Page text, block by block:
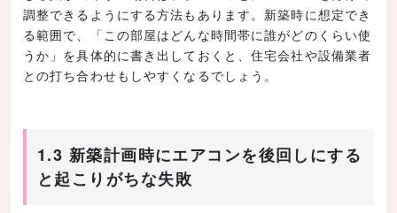
調整できるようにする方法もあります。新築時に想定でき
る範囲で、「この部屋はどんな時間帯に誰がどのくらい使
うか」を具体的に書き出しておくと、住宅会社や設備業者
との打ち合わせもしやすくなるでしょう。
1.3 新築計画時にエアコンを後回しにする
と起こりがちな失敗